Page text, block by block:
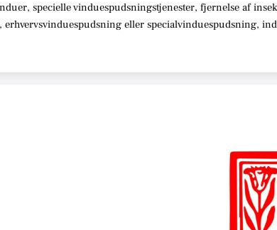
specielle vinduespudsningstjenester, fjernelse af
eller specialvinduespudsning,